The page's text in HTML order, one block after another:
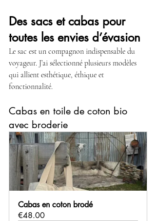
Des sacs et cabas pour
toutes les envies d’évasion
Le sac est un compagnon indispensable du
voyageur. J’ai sélectionné plusieurs modèles
qui allient esthétique, éthique et
fonctionnalité.
Cabas en toile de coton bio
avec broderie
Cabas en coton brodé
€48.00